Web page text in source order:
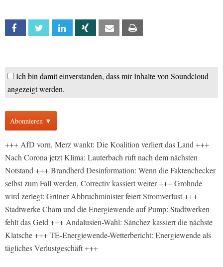
Facebook Twitter Linkedin Xing Email
Ich bin damit einverstanden, dass mir Inhalte von Soundcloud
angezeigt werden.
Abonnieren ▼
+++ AfD vorn, Merz wankt: Die Koalition verliert das Land +++
Nach Corona jetzt Klima: Lauterbach ruft nach dem nächsten
Notstand +++ Brandherd Desinformation: Wenn die Faktenchecker
selbst zum Fall werden, Correctiv kassiert weiter +++ Grohnde
wird zerlegt: Grüner Abbruchminister feiert Stromverlust +++
Stadtwerke Cham und die Energiewende auf Pump: Stadtwerken
fehlt das Geld +++ Andalusien-Wahl: Sánchez kassiert die nächste
Klatsche +++ TE-Energiewende-Wetterbericht: Energiewende als
tägliches Verlustgeschäft +++